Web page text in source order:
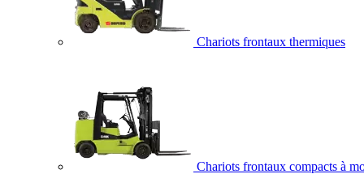
Chariots frontaux thermiques
Chariots frontaux compacts à